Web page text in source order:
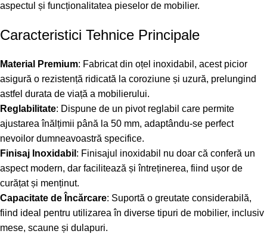
aspectul și funcționalitatea pieselor de mobilier.
Caracteristici Tehnice Principale
Material Premium: Fabricat din oțel inoxidabil, acest picior
asigură o rezistență ridicată la coroziune și uzură, prelungind
astfel durata de viață a mobilierului.
Reglabilitate: Dispune de un pivot reglabil care permite
ajustarea înălțimii până la 50 mm, adaptându-se perfect
nevoilor dumneavoastră specifice.
Finisaj Inoxidabil : Finisajul inoxidabil nu doar că conferă un
aspect modern, dar facilitează și întreținerea, fiind ușor de
curățat și menținut.
Capacitate de Încărcare: Suportă o greutate considerabilă,
fiind ideal pentru utilizarea în diverse tipuri de mobilier, inclusiv
mese, scaune și dulapuri.